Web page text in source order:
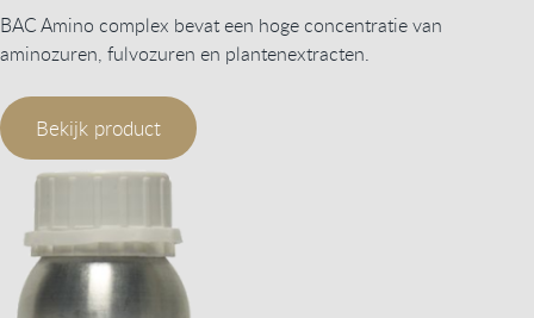
BAC Amino complex bevat een hoge concentratie van
aminozuren, fulvozuren en plantenextracten.
Bekijk product